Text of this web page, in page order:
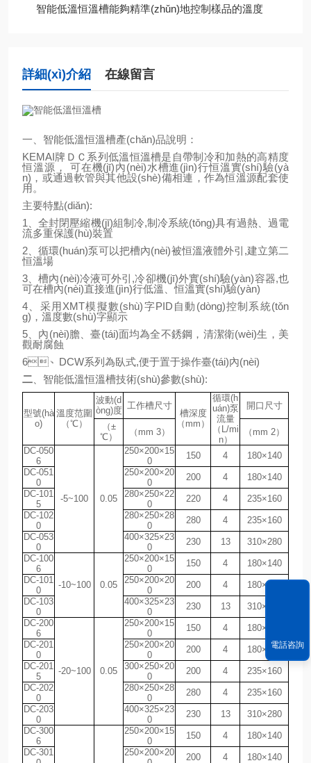
智能低溫恒溫槽能夠精準(zhǔn)地控制樣品的溫度
詳細(xì)介紹 在線留言
一、智能低溫恒溫槽產(chǎn)品說明：
KEMAI牌ＤＣ系列低溫恒溫槽是自帶制冷和加熱的高精度
恒溫源， 可在機(jī)內(nèi)水槽進(jìn)行恒溫實(shí)驗(yà
n)，或通過軟管與其他設(shè)備相連，作為恒溫源配套使
用。
主要特點(diǎn):
1、全封閉壓縮機(jī)組制冷,制冷系統(tǒng)具有過熱、過電
流多重保護(hù)裝置
2、循環(huán)泵可以把槽內(nèi)被恒溫液體外引,建立第二
恒溫場
3、槽內(nèi)冷液可外引,冷卻機(jī)外實(shí)驗(yàn)容器,也
可在槽內(nèi)直接進(jìn)行低溫、恒溫實(shí)驗(yàn)
4、采用XMT模擬數(shù)字PID自動(dòng)控制系統(tǒn
g)，溫度數(shù)字顯示
5、內(nèi)膽、臺(tái)面均為全不銹鋼，清潔衛(wèi)生，美
觀耐腐蝕
6、DCW系列為臥式,便于置于操作臺(tái)內(nèi)
二 、智能低溫恒溫槽技術(shù)參數(shù):
型號(hà
o)
溫度范圍
（℃）
波動(d
òng)度 工作槽尺寸
槽深度
（mm）
循環(h
uán)泵
流量
（L/mi
n）
開口尺寸
（±
℃）
（mm 3）
（mm 2）
DC-050
6
-5~100 0.05
250×200×15
0
150 4
180×140
DC-051
0
250×200×20
0
200 4
180×140
DC-101
5
280×250×22
0
220 4
235×160
DC-102
0
280×250×28
0
280 4
235×160
DC-053
0
400×325×23
0
230 13
310×280
DC-100
6
-10~100
0.05
250×200×15
0
150 4
180×140
DC-101
0
250×200×20
0
200 4
180×140
DC-103
0
400×325×23
0
230 13
310×280
DC-200
6
-20~100 0.05
250×200×15
0
150 4
180×140
DC-201
0
250×200×20
0
200 4
180×140
DC-201
5
300×250×20
0
200 4
235×160
DC-202
0
280×250×28
0
280 4
235×160
DC-203
0
400×325×23
0
230 13
310×280
DC-300
6
250×200×15
0
150 4
180×140
DC-301
250×200×20
200 4 180×140
電話咨詢